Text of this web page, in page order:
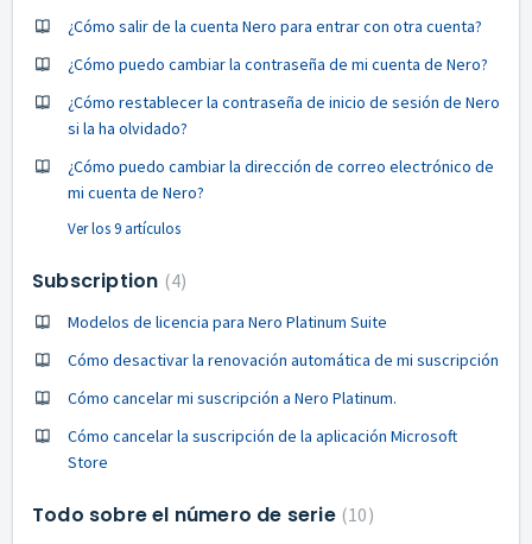
¿Cómo salir de la cuenta Nero para entrar con otra cuenta?
¿Cómo puedo cambiar la contraseña de mi cuenta de Nero?
¿Cómo restablecer la contraseña de inicio de sesión de Nero
si la ha olvidado?
¿Cómo puedo cambiar la dirección de correo electrónico de
mi cuenta de Nero?
Ver los 9 artículos
Subscription 4
Modelos de licencia para Nero Platinum Suite
Cómo desactivar la renovación automática de mi suscripción
Cómo cancelar mi suscripción a Nero Platinum.
Cómo cancelar la suscripción de la aplicación Microsoft
Store
Todo sobre el número de serie 10